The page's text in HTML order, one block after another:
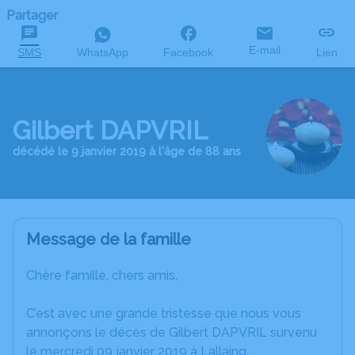
Partager
SMS WhatsApp Facebook E-mail Lien
Gilbert DAPVRIL
décédé le 9 janvier 2019 à l'âge de 88 ans
Message de la famille
Chère famille, chers amis,
C’est avec une grande tristesse que nous vous
annonçons le décès de Gilbert DAPVRIL survenu
le mercredi 09 janvier 2019 à Lallaing.